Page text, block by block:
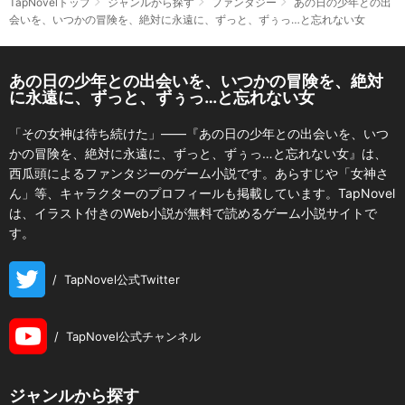
会いを、いつかの冒険を、絶対に永遠に、ずっと、ずぅっ…と忘れない女
あの日の少年との出会いを、いつかの冒険を、絶対
に永遠に、ずっと、ずぅっ…と忘れない女
「その女神は待ち続けた」――『あの日の少年との出会いを、いつ
かの冒険を、絶対に永遠に、ずっと、ずぅっ…と忘れない女』は、
西瓜頭によるファンタジーのゲーム小説です。あらすじや「女神さ
ん」等、キャラクターのプロフィールも掲載しています。TapNovel
は、イラスト付きのWeb小説が無料で読めるゲーム小説サイトで
す。
/ TapNovel公式Twitter
/ TapNovel公式チャンネル
ジャンルから探す